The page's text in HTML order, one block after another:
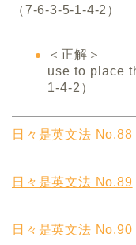
（7-6-3-5-1-4-2）
＜正解＞
use to place
1-4-2）
日々是英文法 No.88
日々是英文法 No.89
日々是英文法 No.90